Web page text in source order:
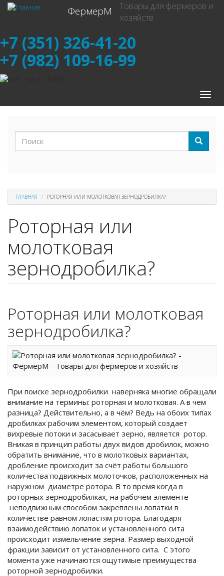
Перейти
содержанию
ФермерМ
Товары для фермеров и
хозяйств
+7 (351) 326-41-20
+7 (982) 109-16-99
Toggle
Форма
поиска
ГЛАВНАЯ РОТОРНАЯ ИЛИ МОЛОТКОВАЯ ЗЕРНОДРОБИЛКА?
Роторная или
молотковая
зернодробилка?
Роторная или молотковая
зернодробилка?
При поиске зернодробилки наверняка многие обращали
внимание на термины: роторная и молотковая. А в чем
разница? Действительно, а в чём? Ведь на обоих типах
дробилках рабочим элементом, который создает
вихревые потоки и засасывает зерно, является ротор.
Вникая в принцип работы двух видов дробилок, можно
обратить внимание, что в молотковых вариантах,
дробление происходит за счёт работы большого
количества подвижных молоточков, расположенных на
наружном диаметре ротора. В то время когда в
роторных зернодробилках, на рабочем элементе
неподвижным способом закреплены лопатки в
количестве равном лопастям ротора. Благодаря
взаимодействию лопаток и установленного сита
происходит измельчение зерна. Размер выходной
фракции зависит от установленного сита. С этого
момента уже начинаются ощутимые преимущества
роторной зернодробилки.